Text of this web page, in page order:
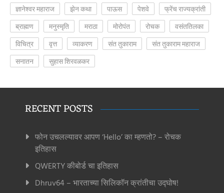
ज्ञानेश्वर महाराज
झेन कथा पाऊस पेशवे
फ्रेंच राज्यक्रांती
ब्राह्मण
मनुस्मृति मराठा मोरोपंत रोचक
वसंततिलका
विचित्र
वृत्त व्याकरण संत तुकाराम
संत तुकाराम महाराज
सनातन
सुहास शिरवळकर
RECENT POSTS
फोन उचलल्यावर आपण ‘Hello’ का म्हणतो? – रोचक
इतिहास
QWERTY कीबोर्ड चा इतिहास
Dhruv64 – भारताच्या सिलिकॉन क्रांतीचा उद्घोष!